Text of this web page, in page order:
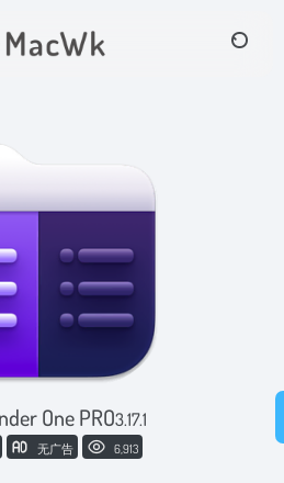
One PRO3.17.1
无广告 6,913